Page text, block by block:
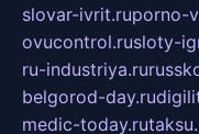
slovar-ivrit.ruporno-
ovucontrol.rusloty-
ru-industriya.ru
belgorod-day.ru
medic-today.ru